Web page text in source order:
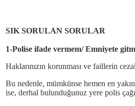
SIK SORULAN SORULAR
1-Polise ifade vermem/ Emniyete
Haklarınızın korunması ve faillerin
Bu nedenle, mümkünse hemen en
ise, derhal bulunduğunuz yere polis